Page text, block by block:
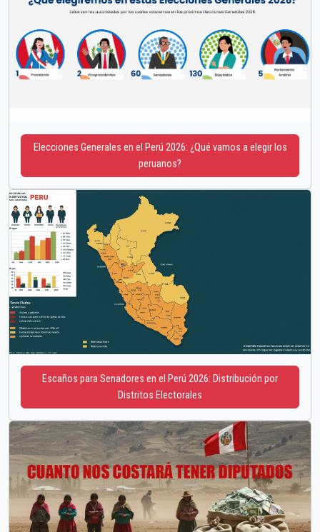
Elecciones Generales en el Perú 2026: ¿Qué vamos a elegir los
peruanos?
Escaños para Senadores en el Perú 2026: Distribución por
Distritos Electorales